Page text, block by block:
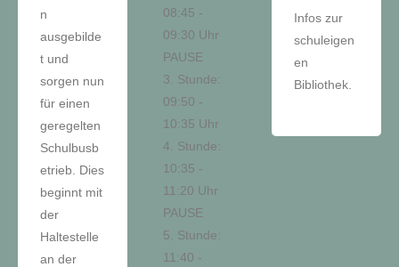
08:45 -
09:30 Uhr
PAUSE
3. Stunde:
09:50 -
10:35 Uhr
4. Stunde:
10:35 -
11:20 Uhr
PAUSE
5. Stunde:
11:40 -
n
ausgebilde
t und
sorgen nun
für einen
geregelten
Schulbusb
etrieb. Dies
beginnt mit
der
Haltestelle
an der
Infos zur
schuleigen
en
Bibliothek.